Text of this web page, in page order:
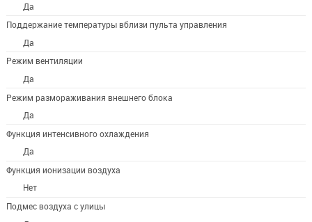
Да
Поддержание температуры вблизи пульта управления
Да
Режим вентиляции
Да
Режим размораживания внешнего блока
Да
Функция интенсивного охлаждения
Да
Функция ионизации воздуха
Нет
Подмес воздуха с улицы